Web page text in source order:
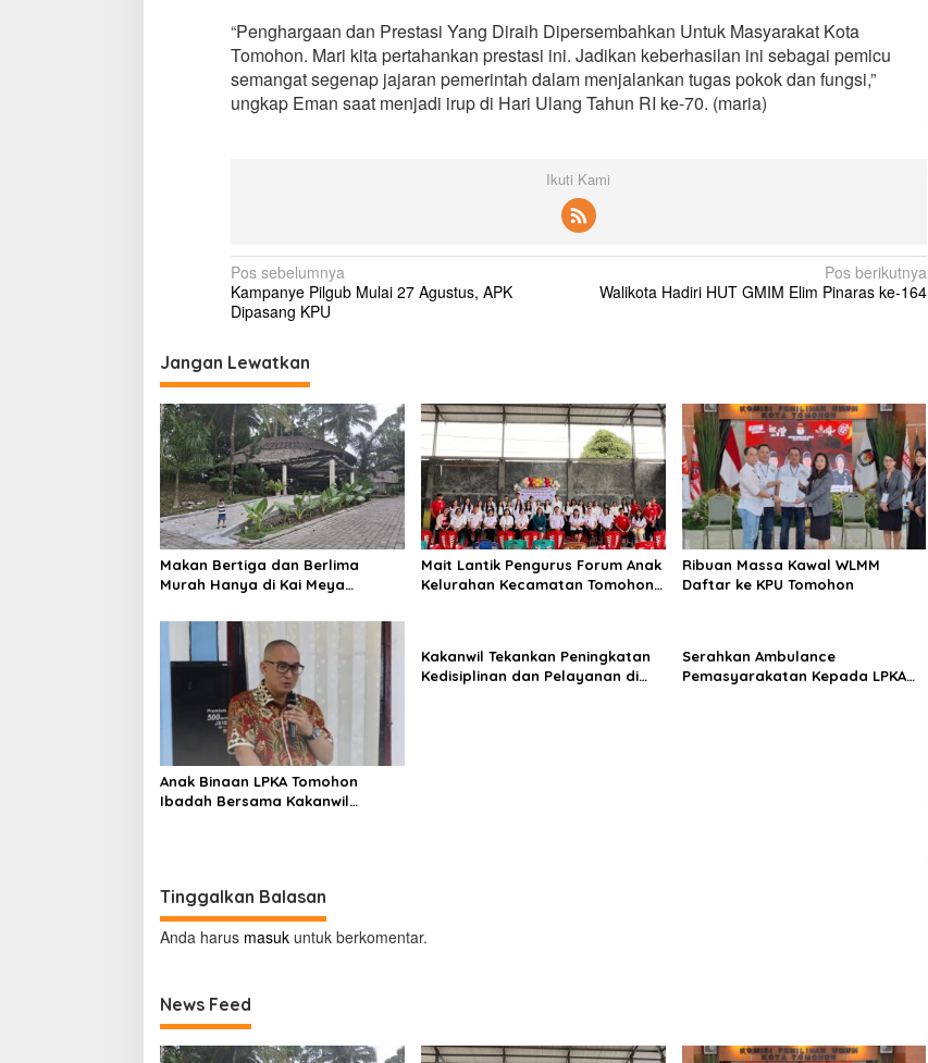
W
a
r
g
a
“Penghargaan dan Prestasi Yang Diraih Dipersembahkan Untuk Masyarakat Kota
Tomohon. Mari kita pertahankan prestasi ini. Jadikan keberhasilan ini sebagai pemicu
semangat segenap jajaran pemerintah dalam menjalankan tugas pokok dan fungsi,”
ungkap Eman saat menjadi irup di Hari Ulang Tahun RI ke-70. (maria)
Ikuti Kami
N
a
i
g
a
s
i
p
o
s
Pos sebelumnya
Kampanye Pilgub Mulai 27 Agustus, APK
Dipasang KPU
Pos berikutnya
Walikota Hadiri HUT GMIM Elim Pinaras ke-164
Jangan Lewatkan
Makan Bertiga dan Berlima
Murah Hanya di Kai Meya
Mait Lantik Pengurus Forum Anak
Kelurahan Kecamatan Tomohon
Ribuan Massa Kawal WLMM
Daftar ke KPU Tomohon
Anak Binaan LPKA Tomohon
Ibadah Bersama Kakanwil
Kakanwil Tekankan Peningkatan
Kedisiplinan dan Pelayanan di
Serahkan Ambulance
Pemasyarakatan Kepada LPKA
Tinggalkan Balasan
Anda harus masuk untuk berkomentar.
News Feed